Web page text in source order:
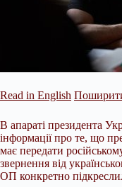
Read in English
В апараті президента
інформації про те, що
має передати
звернення від
ОП конкретно